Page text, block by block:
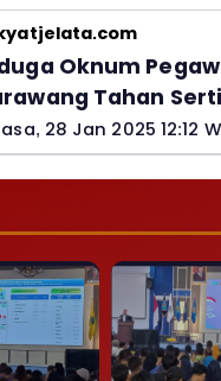
Oknum
Tahan
PTSL
28 Jan 2025 12:12